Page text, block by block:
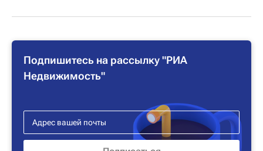
Подпишитесь на рассылку "РИА
Недвижимость"